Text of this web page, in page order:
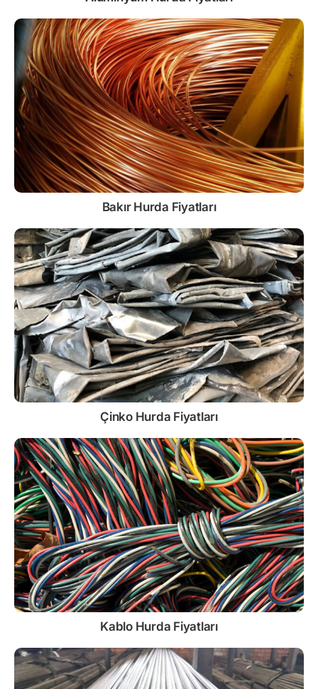
Bakır Hurda Fiyatları
Çinko Hurda Fiyatları
Kablo Hurda Fiyatları